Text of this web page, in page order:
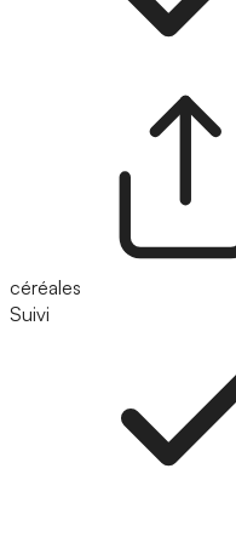
céréales
Suivi